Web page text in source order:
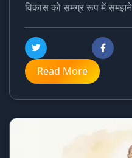
विकास को समग्र रूप में समझने
Read More